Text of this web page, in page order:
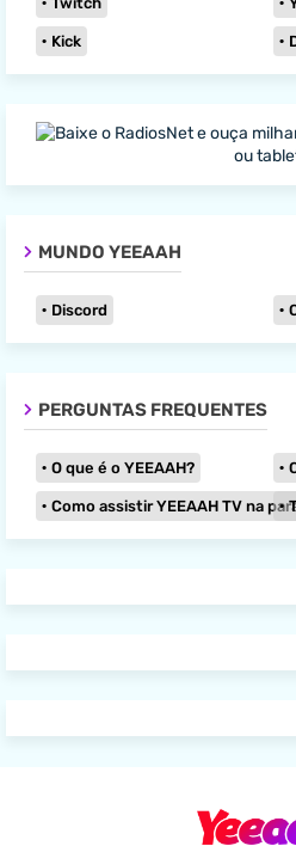
Kick
MUNDO YEEAAH
Discord
PERGUNTAS FREQUENTES
O que é o YEEAAH?
Como assistir YEEAAH TV na